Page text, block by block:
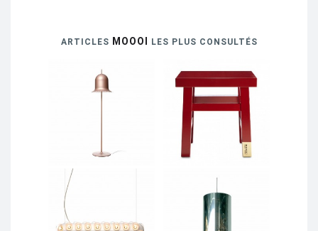
ARTICLES MOOOI LES PLUS CONSULTÉS